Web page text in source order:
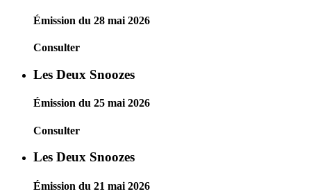
Émission du 28 mai 2026
Consulter
Les Deux Snoozes
Émission du 25 mai 2026
Consulter
Les Deux Snoozes
Émission du 21 mai 2026